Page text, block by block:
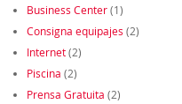
Business Center(1)
Consigna equipajes (2)
Internet(2)
Piscina (2)
Prensa Gratuita (2)